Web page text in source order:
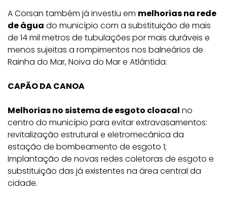
A Corsan também já investiu em melhorias na rede
de água do município com a substituição de mais
de 14 mil metros de tubulações por mais duráveis e
menos sujeitas a rompimentos nos balneários de
Rainha do Mar, Noiva do Mar e Atlântida.
CAPÃO DA CANOA
Melhorias no sistema de esgoto cloacal no
centro do município para evitar extravasamentos:
revitalização estrutural e eletromecânica da
estação de bombeamento de esgoto 1;
Implantação de novas redes coletoras de esgoto e
substituição das já existentes na área central da
cidade.